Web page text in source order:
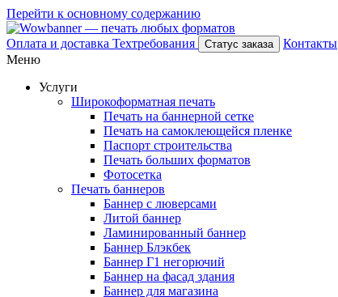
Перейти к основному содержанию
Оплата и доставка Техтребования Статус заказа
Контакты
Меню
Услуги
Широкоформатная печать
Печать на баннерной сетке
Печать на самоклеющейся пленке
Паспорт строительства
Печать больших форматов
Фотосетка
Печать баннеров
Баннер с люверсами
Литой баннер
Ламинированный баннер
Баннер Блэкбек
Баннер Г1 негорючий
Баннер на фасад здания
Баннер для магазина